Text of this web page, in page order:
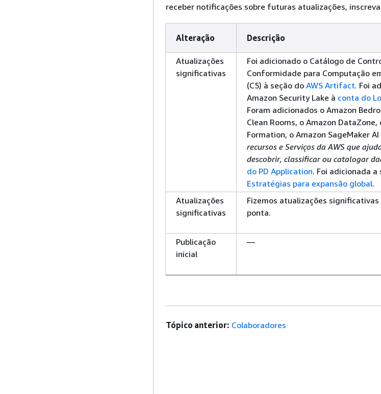
receber notificações sobre futuras atualizações,
Alteração Descrição
Atualizações
significativas
Foi adicionado o Catálogo de
Conformidade para Computação
(C5) à seção do AWS Artifact. Foi
Amazon Security Lake à conta do
Foram adicionados o Amazon
Clean Rooms, o Amazon DataZone,
Formation, o Amazon SageMaker AI
recursos e Serviços da AWS que
descobrir, classificar ou catalogar
do PD Application. Foi adicionada a
Estratégias para expansão global.
Atualizações
significativas
Fizemos atualizações
ponta.
Publicação
inicial
—
Tópico anterior: Colaboradores